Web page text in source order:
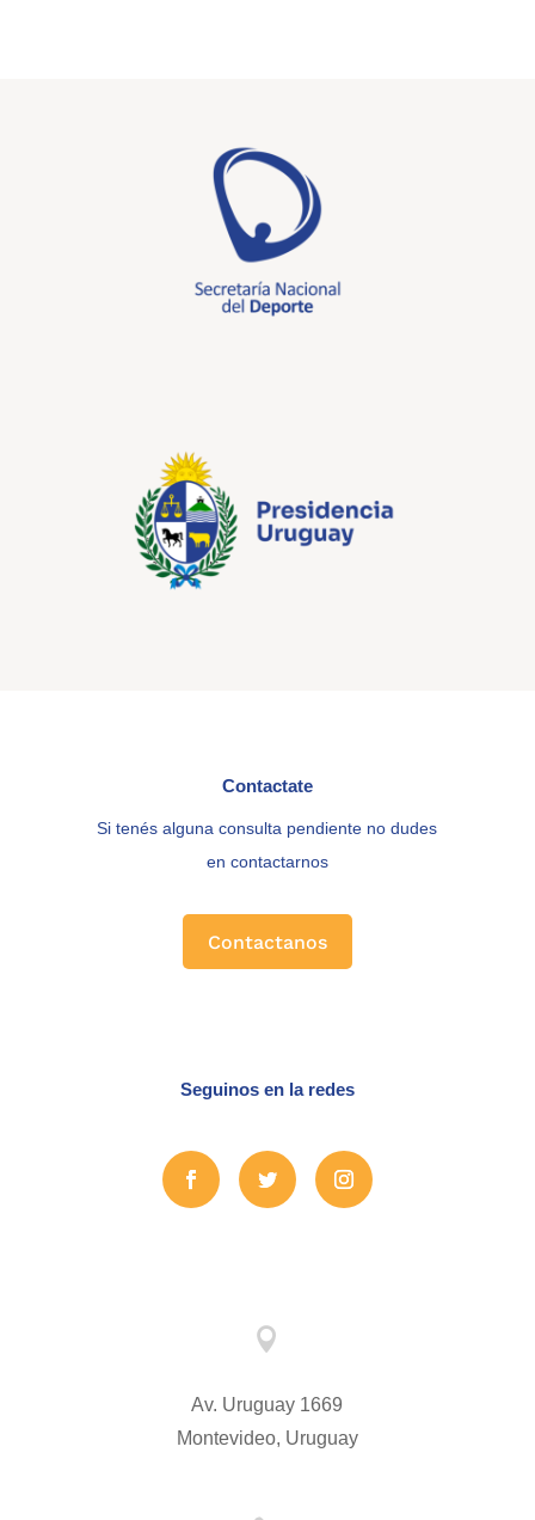
Contactate
Si tenés alguna consulta pendiente no dudes
en contactarnos
Contactanos
Seguinos en la redes

Av. Uruguay 1669
Montevideo, Uruguay